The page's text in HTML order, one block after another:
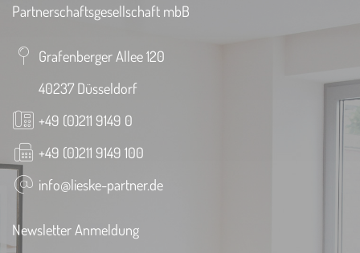
Partnerschaftsgesellschaft mbB
Grafenberger Allee 120
40237 Düsseldorf
+49 (0)211 9149 0
+49 (0)211 9149 100
info@lieske-partner.de
Newsletter Anmeldung